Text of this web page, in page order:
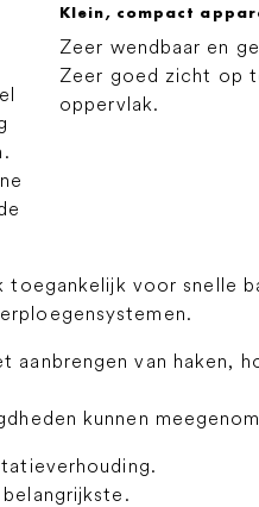
Klein, compact
Zeer wendbaar en
Zeer goed zicht op
oppervlak.
toegankelijk voor snelle
aanbrengen van haken,
kunnen